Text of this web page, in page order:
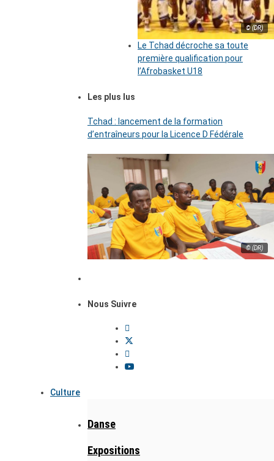
© (DR)
Le Tchad décroche sa toute
première qualification pour
l’Afrobasket U18
Les plus lus
Tchad : lancement de la formation
d’entraîneurs pour la Licence D Fédérale
© (DR)
Nous Suivre
Culture
Danse
Expositions